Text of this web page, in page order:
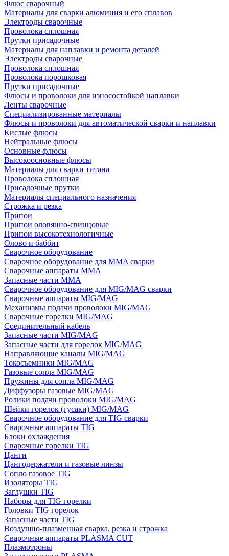
Флюс сварочный
Материалы для сварки алюминия и его сплавов
Электроды сварочные
Проволока сплошная
Прутки присадочные
Материалы для наплавки и ремонта деталей
Электроды сварочные
Проволока сплошная
Проволока порошковая
Прутки присадочные
Флюсы и проволоки для износостойкой наплавки
Ленты сварочные
Специализированные материалы
Флюсы и проволоки для автоматической сварки и наплавки
Кислые флюсы
Нейтральные флюсы
Основные флюсы
Высокоосновные флюсы
Материалы для сварки титана
Проволока сплошная
Присадочные прутки
Материалы специального назначения
Строжка и резка
Припои
Припои оловянно-свинцовые
Припои высокотехнологичные
Олово и баббит
Сварочное оборудование
Сварочное оборудование для MMA сварки
Сварочные аппараты MMA
Запасные части MMA
Сварочное оборудование для MIG/MAG сварки
Сварочные аппараты MIG/MAG
Механизмы подачи проволоки MIG/MAG
Сварочные горелки MIG/MAG
Соединительный кабель
Запасные части MIG/MAG
Запасные части для горелок MIG/MAG
Направляющие каналы MIG/MAG
Токосъемники MIG/MAG
Газовые сопла MIG/MAG
Пружины для сопла MIG/MAG
Диффузоры газовые MIG/MAG
Ролики подачи проволоки MIG/MAG
Шейки горелок (гусаки) MIG/MAG
Сварочное оборудование для TIG сварки
Сварочные аппараты TIG
Блоки охлаждения
Сварочные горелки TIG
Цанги
Цангодержатели и газовые линзы
Сопло газовое TIG
Изоляторы TIG
Заглушки TIG
Наборы для TIG горелки
Головки TIG горелок
Запасные части TIG
Воздушно-плазменная сварка, резка и строжка
Сварочные аппараты PLASMA CUT
Плазмотроны